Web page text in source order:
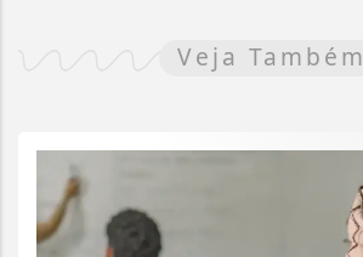
Veja Também